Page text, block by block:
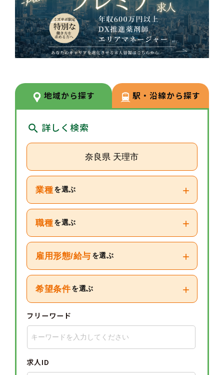
地域から探す 駅・沿線から探す
詳しく検索
奈良県 天理市
業種 を選ぶ +
職種 を選ぶ +
雇用形態/給与 を選ぶ +
希望条件 を選ぶ +
フリーワード
求人ID